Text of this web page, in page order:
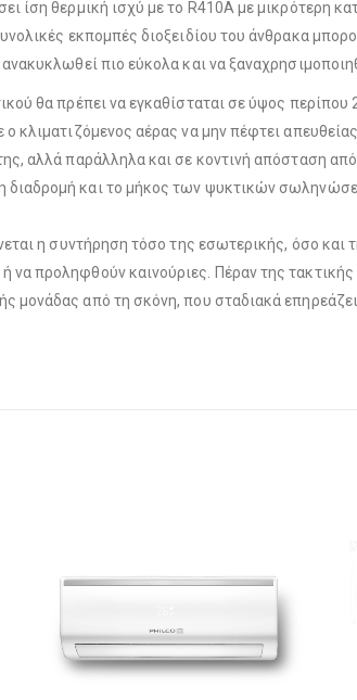
ίση θερμική ισχύ με το R410A με μικρότερη
εκπομπές διοξειδίου του άνθρακα
πιο εύκολα και να
θα πρέπει να εγκαθίσταται σε ύψος
κλιματιζόμενος αέρας να μην πέφτει
αλλά παράλληλα και σε κοντινή απόσταση
και το μήκος των ψυκτικών
η συντήρηση τόσο της εσωτερικής, όσο
προληφθούν καινούριες. Πέραν της
μονάδας από τη σκόνη, που σταδιακά